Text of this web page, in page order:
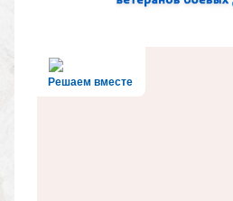
Решаем вместе